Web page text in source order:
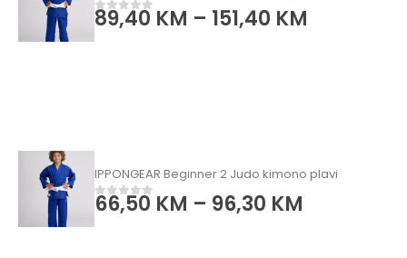
0od 5
89,40 KM – 151,40 KM
IPPONGEAR Beginner 2 Judo kimono plavi
0od 5
66,50 KM – 96,30 KM